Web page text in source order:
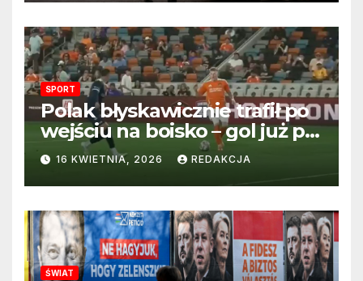
SPORT
Polak błyskawicznie trafił po
wejściu na boisko – gol już po
22 sekundach!
16 KWIETNIA, 2026 REDAKCJA
ŚWIAT